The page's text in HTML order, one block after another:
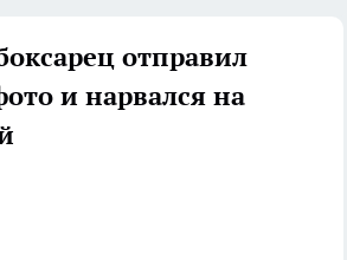
отправил
и нарвался на